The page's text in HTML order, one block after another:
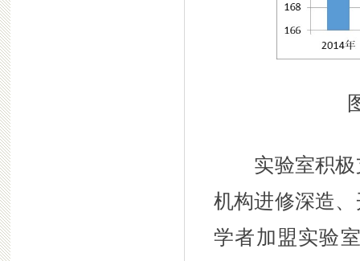
图
实验室积极
机构进修深造
学者加盟实验